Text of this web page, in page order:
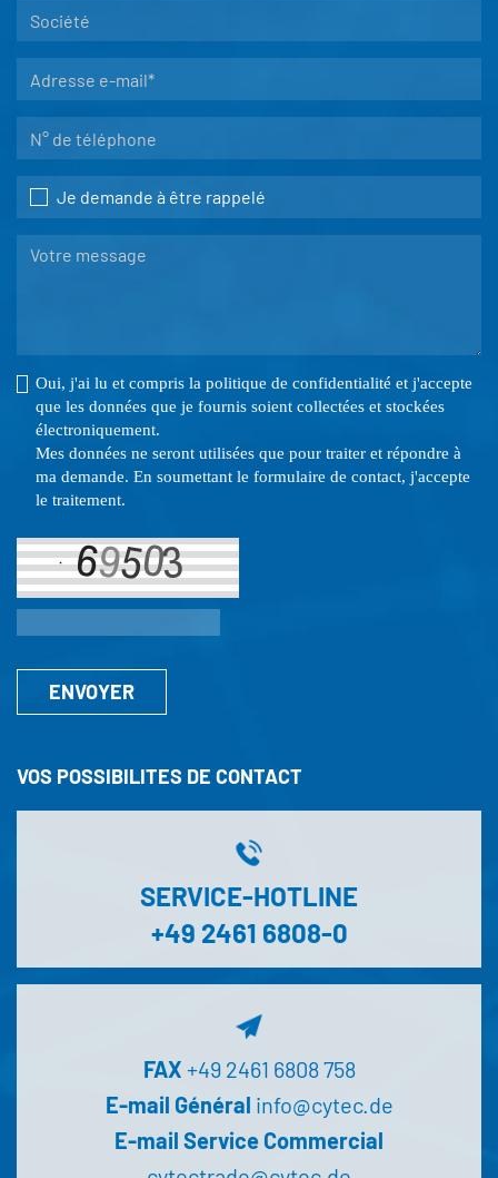
Je demande à être rappelé
VOS POSSIBILITES DE CONTACT
SERVICE-HOTLINE
+49 2461 6808-0
FAX +49 2461 6808 758
E-mail Général info@cytec.de
E-mail Service Commercial
Oui, j'ai lu et compris la politique de confidentialité et j'accepte
que les données que je fournis soient collectées et stockées
électroniquement.
Mes données ne seront utilisées que pour traiter et répondre à
ma demande. En soumettant le formulaire de contact, j'accepte
le traitement.
ENVOYER